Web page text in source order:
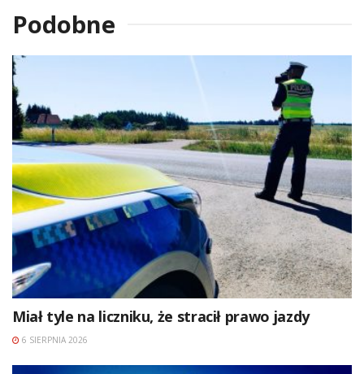
Podobne
Miał tyle na liczniku, że stracił prawo jazdy
6 SIERPNIA 2026